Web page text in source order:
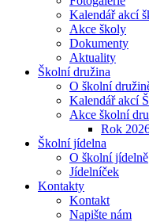
Kalendář akcí
Akce školy
Dokumenty
Aktuality
Školní družina
O školní
Kalendář akcí
Akce školní
Rok
Školní jídelna
O školní jídelně
Jídelníček
Kontakty
Kontakt
Napište nám